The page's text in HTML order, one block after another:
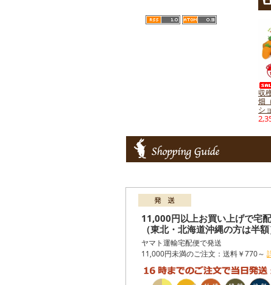
収
畑
シ
11,000円以上お買い上げで宅
（東北・北海道沖縄の方は半額
ヤマト運輸宅配便で発送
11,000円未満のご注文：送料￥770～